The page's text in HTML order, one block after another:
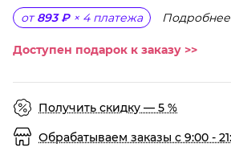
от 893 ₽ × 4 платежа Подробнее
Доступен подарок к заказу >>
Получить скидку — 5 %
Обрабатываем заказы с 9:00 -